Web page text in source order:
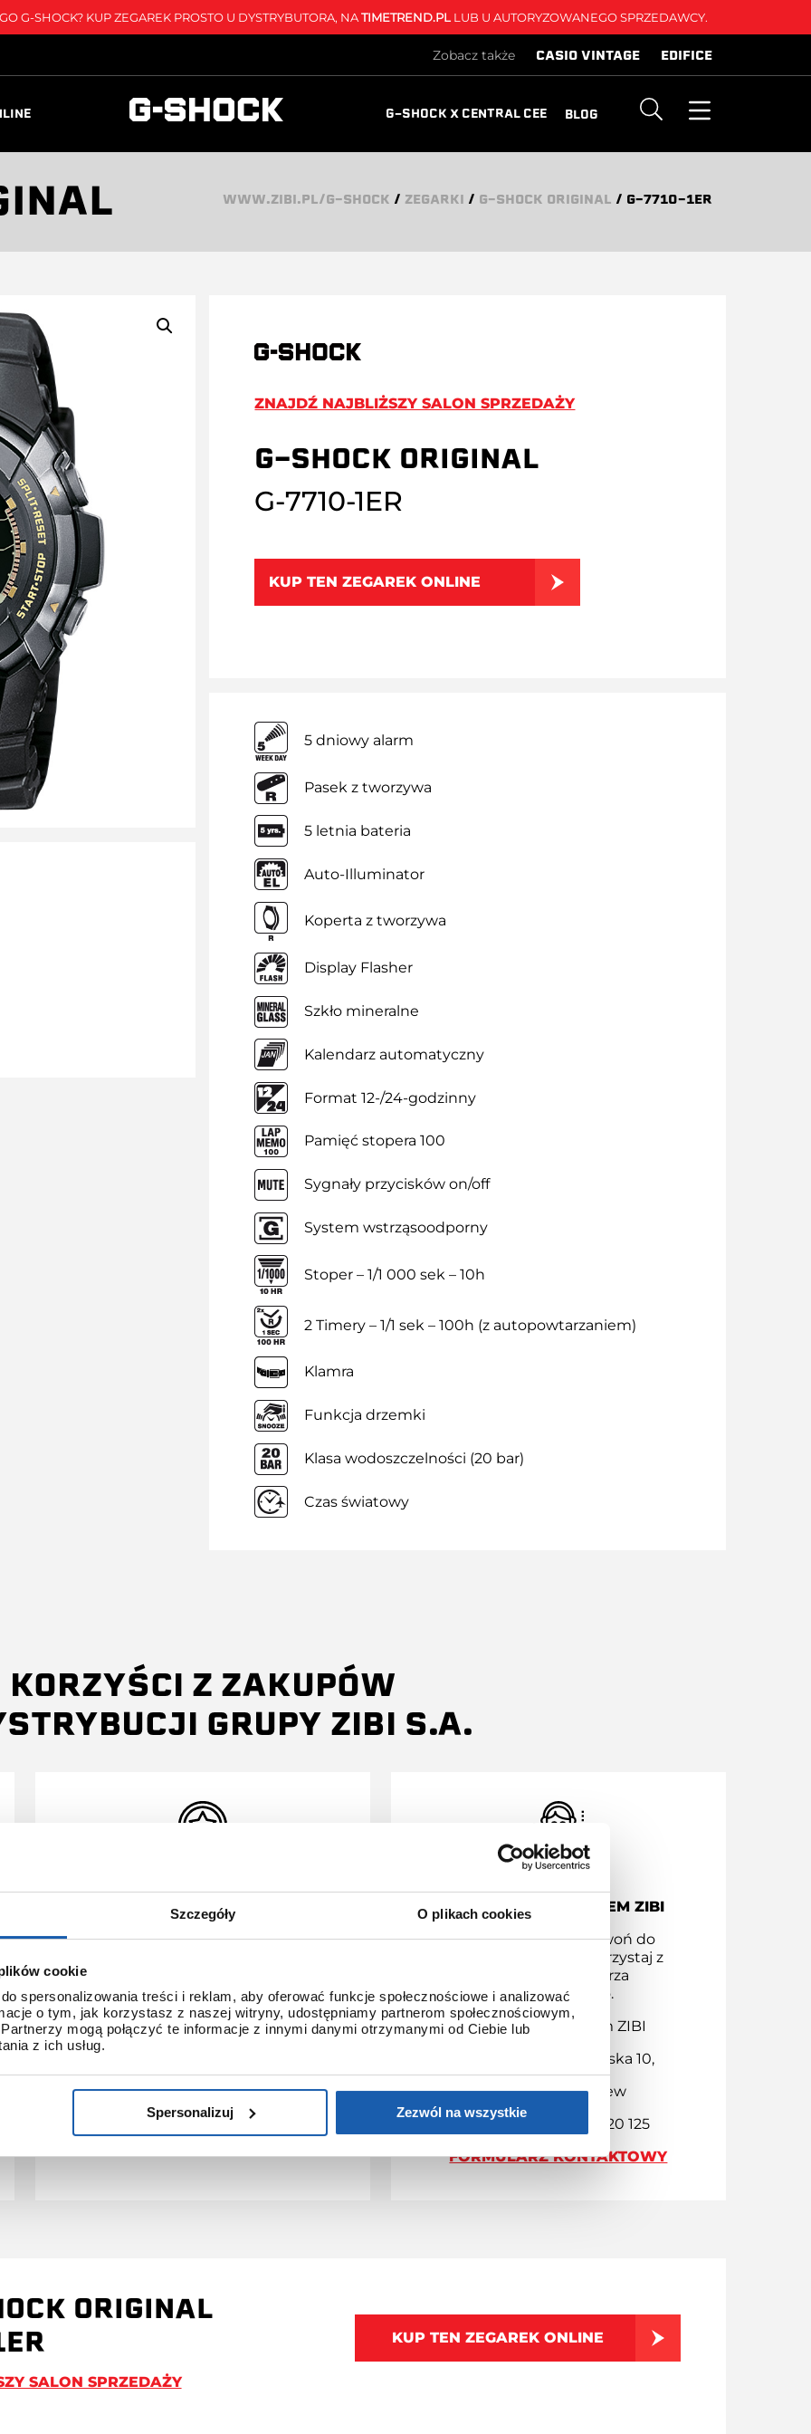
Szczegóły O plikach cookies
cookie
spersonalizowania treści i reklam, aby oferować funkcje społecznościowe i analizować
o tym, jak korzystasz z naszej witryny, udostępniamy partnerom społecznościowym,
mogą połączyć te informacje z innymi danymi otrzymanymi od Ciebie lub
z ich usług.
Spersonalizuj Zezwól na wszystkie
G-SHOCK? KUP ZEGAREK PROSTO U DYSTRYBUTORA, NATIMETREND.PLLUB U AUTORYZOWANEGO SPRZEDAWCY.
Zobacz także CASIO VINTAGE EDIFICE
G-SHOCK X CENTRAL CEE BLOG
WWW.ZIBI.PL/G-SHOCK / ZEGARKI / G-SHOCK ORIGINAL / G-7710-1ER
ZNAJDŹ NAJBLIŻSZY SALON SPRZEDAŻY
G-SHOCK ORIGINAL
G-7710-1ER
KUP TEN ZEGAREK ONLINE
5 dniowy alarm
Pasek z tworzywa
5 letnia bateria
Auto-Illuminator
Koperta z tworzywa
Display Flasher
Szkło mineralne
Kalendarz automatyczny
Format 12-/24-godzinny
Pamięć stopera 100
Sygnały przycisków on/off
System wstrząsoodporny
Stoper – 1/1 000 sek – 10h
2 Timery – 1/1 sek – 100h (z autopowtarzaniem)
Klamra
Funkcja drzemki
Klasa wodoszczelności (20 bar)
Czas światowy
KORZYŚCI Z ZAKUPÓW
GRUPY ZIBI S.A.
3 + 3 LATA GWARANCJI
Standardowa gwarancja ulega
gwarancji trzyletniej jeśli
kupujący dokona wpłaty w
terminie do 30 dni od daty
Przedłużenie gwarancji obejmuje
PRZEDŁUŻ GWARANCJĘ
KONTAKT Z SERWISEM ZIBI
Masz pytania? Zadzwoń do
serwisu Zibi bądź skorzystaj z
naszego formularza
kontaktowego.
Kontakt z serwisem ZIBI
Adres: ul. Chodakowska 10,
96-500 Sochaczew
Kontakt: +48 46 86 20 125
FORMULARZ KONTAKTOWY
ORIGINAL
SALON SPRZEDAŻY
KUP TEN ZEGAREK ONLINE